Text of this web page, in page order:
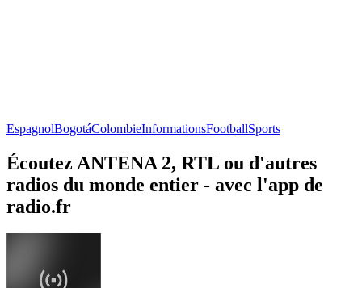
EspagnolBogotáColombieInformationsFootballSports
Écoutez ANTENA 2, RTL ou d'autres
radios du monde entier - avec l'app de
radio.fr